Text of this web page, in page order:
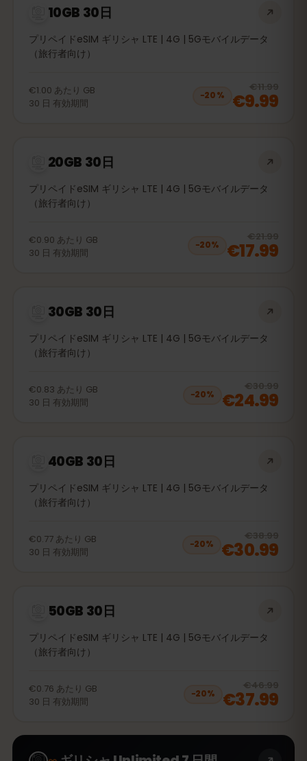
10GB 30日
プリペイドeSIM ギリシャ LTE | 4G | 5Gモバイルデータ
（旅行者向け）
€1.00 あたり GB
30 日 有効期間
−20%
€11.99
€9.99
20GB 30日
プリペイドeSIM ギリシャ LTE | 4G | 5Gモバイルデータ
（旅行者向け）
€0.90 あたり GB
30 日 有効期間
−20%
€21.99
€17.99
30GB 30日
プリペイドeSIM ギリシャ LTE | 4G | 5Gモバイルデータ
（旅行者向け）
€0.83 あたり GB
30 日 有効期間
−20%
€30.99
€24.99
40GB 30日
プリペイドeSIM ギリシャ LTE | 4G | 5Gモバイルデータ
（旅行者向け）
€0.77 あたり GB
30 日 有効期間
−20%
€38.99
€30.99
50GB 30日
プリペイドeSIM ギリシャ LTE | 4G | 5Gモバイルデータ
（旅行者向け）
€0.76 あたり GB
30 日 有効期間
−20%
€46.99
€37.99